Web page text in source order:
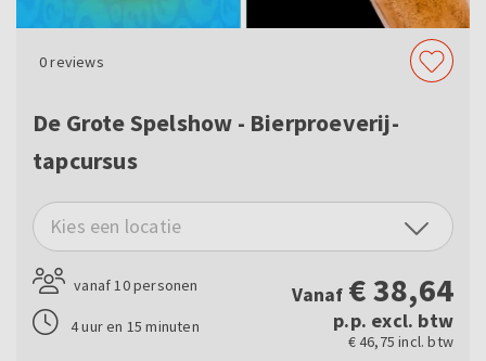
0reviews
De Grote Spelshow - Bierproeverij-
tapcursus
Kies een locatie
vanaf 10 personen
4 uur en 15 minuten
Vanaf €38,64
p.p. excl. btw
€ 46,75 incl. btw